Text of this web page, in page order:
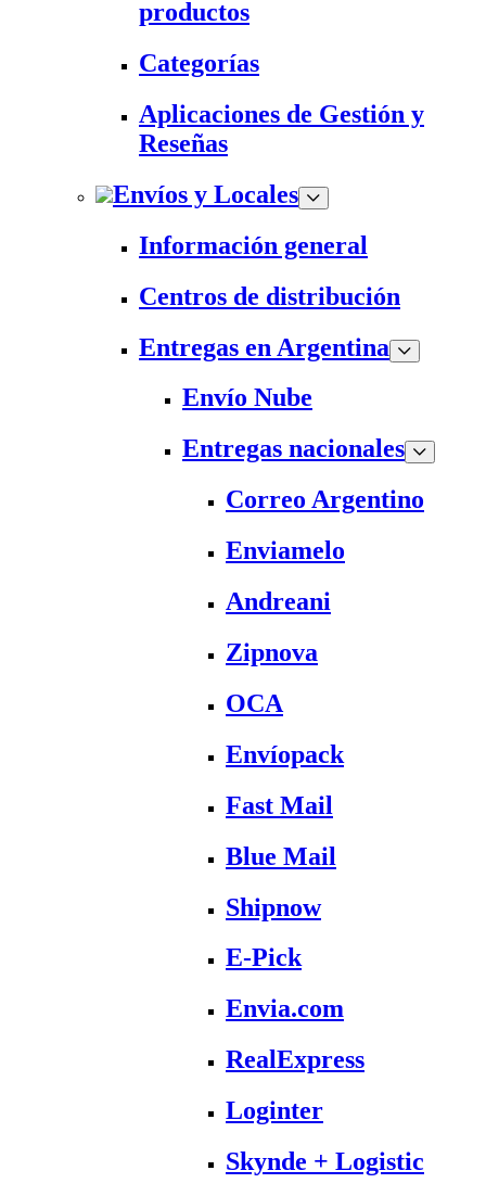
productos
Categorías
Aplicaciones de Gestión y
Reseñas
Envíos y Locales
Información general
Centros de distribución
Entregas en Argentina
Envío Nube
Entregas nacionales
Correo Argentino
Enviamelo
Andreani
Zipnova
OCA
Envíopack
Fast Mail
Blue Mail
Shipnow
E-Pick
Envia.com
RealExpress
Loginter
Skynde + Logistic